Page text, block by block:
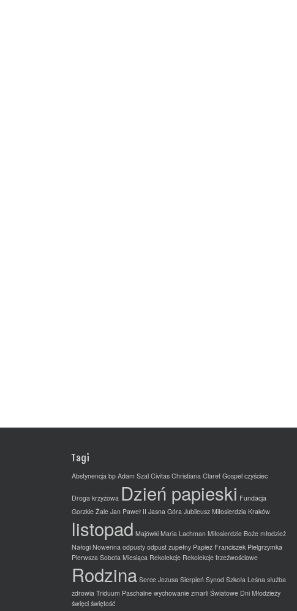
Tagi
Abstynencja bp Adam Szal Civitas Christiana Claret Gospel czyściec
Droga krzyżowa Dzień papieski Fundacja
Gorzkie Żale Jan Paweł II Jasna Góra Jubileusz Miłosierdzia Kraków
listopad Majówki Maria Lachman Miłosierdzie Boże młodzież
Nałogi Nowenna odpusty odpust zupełny Papież Franciszek Pielgrzymka
Pierwsza Sobota Miesiąca Rekolekcje Rekolekcje trzeźwościowe
Rodzina Serce Jezusa Sierpień Synod Szkoła Leśna służba
zdrowia Triduum Paschalne wychowanie zmarli Światowe Dni Młodzieży
święci świętość